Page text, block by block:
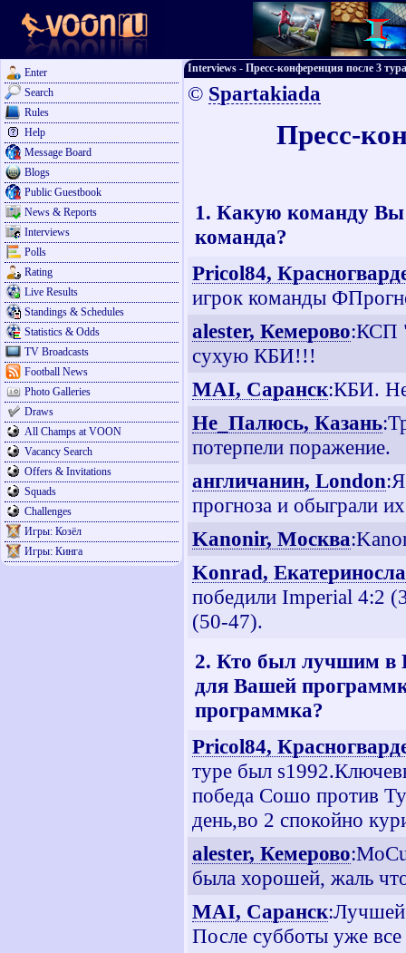
Enter
Search
Rules
Help
Message Board
Blogs
Public Guestbook
News & Reports
Interviews
Polls
Rating
Live Results
Standings & Schedules
Statistics & Odds
TV Broadcasts
Football News
Photo Galleries
Draws
All Champs at VOON
Vacancy Search
Offers & Invitations
Squads
Challenges
Игры: Козёл
Игры: Кинга
Interviews - Пресс-конференция после 3
© Spartakiada
Пресс-
1. Какую команду Вы
команда?
Pricol84,
игрок команды
alester, Кемерово:КСП
сухую КБИ!!!
MAI, Саранск:КБИ.
Не_Палюсь, Казань
потерпели поражение.
англичанин, London
прогноза и обыграли
Kanonir, Москва
Konrad,
победили Imperial 4:2
(50-47).
2. Кто был лучшим в
для Вашей
программка?
Pricol84,
туре был
победа Сошо против
день,во 2 спокойно
alester, Кемерово
была хорошей, жаль
MAI, Саранск:Лучшей
После субботы уже